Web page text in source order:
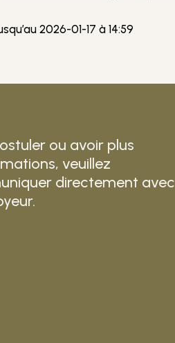
2026-01-17 à 14:59
ou avoir plus
veuillez
directement avec